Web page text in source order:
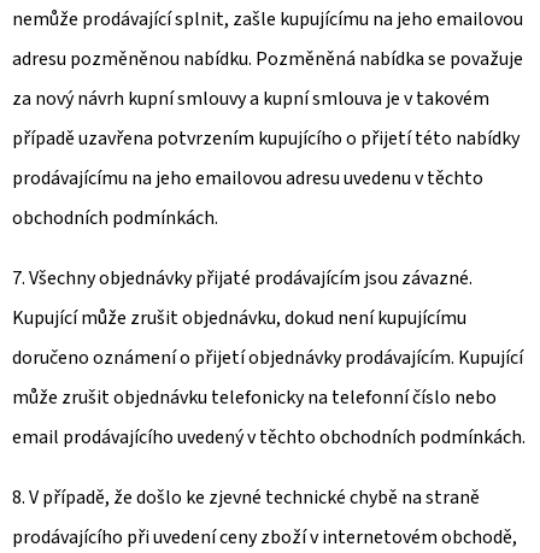
nemůže prodávající splnit, zašle kupujícímu na jeho emailovou
adresu pozměněnou nabídku. Pozměněná nabídka se považuje
za nový návrh kupní smlouvy a kupní smlouva je v takovém
případě uzavřena potvrzením kupujícího o přijetí této nabídky
prodávajícímu na jeho emailovou adresu uvedenu v těchto
obchodních podmínkách.
7. Všechny objednávky přijaté prodávajícím jsou závazné.
Kupující může zrušit objednávku, dokud není kupujícímu
doručeno oznámení o přijetí objednávky prodávajícím. Kupující
může zrušit objednávku telefonicky na telefonní číslo nebo
email prodávajícího uvedený v těchto obchodních podmínkách.
8. V případě, že došlo ke zjevné technické chybě na straně
prodávajícího při uvedení ceny zboží v internetovém obchodě,